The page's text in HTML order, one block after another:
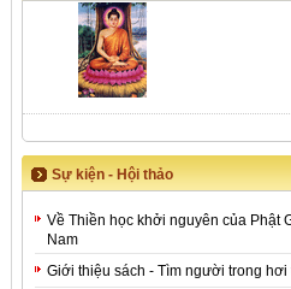
Sự kiện - Hội thảo
Về Thiền học khởi nguyên của Phật
Nam
Giới thiệu sách - Tìm người trong hơi